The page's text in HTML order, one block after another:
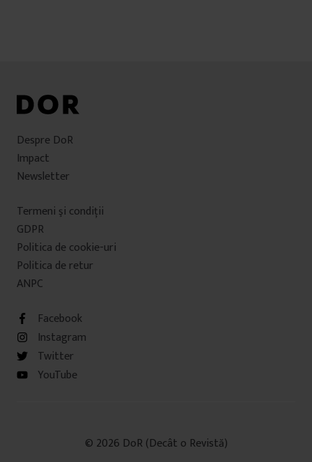
Despre DoR
Impact
Newsletter
Termeni şi condiţii
GDPR
Politica de cookie-uri
Politica de retur
ANPC
Facebook
Instagram
Twitter
YouTube
© 2026 DoR (Decât o Revistă)